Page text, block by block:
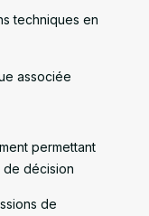
techniques en
associée
permettant
de décision
de